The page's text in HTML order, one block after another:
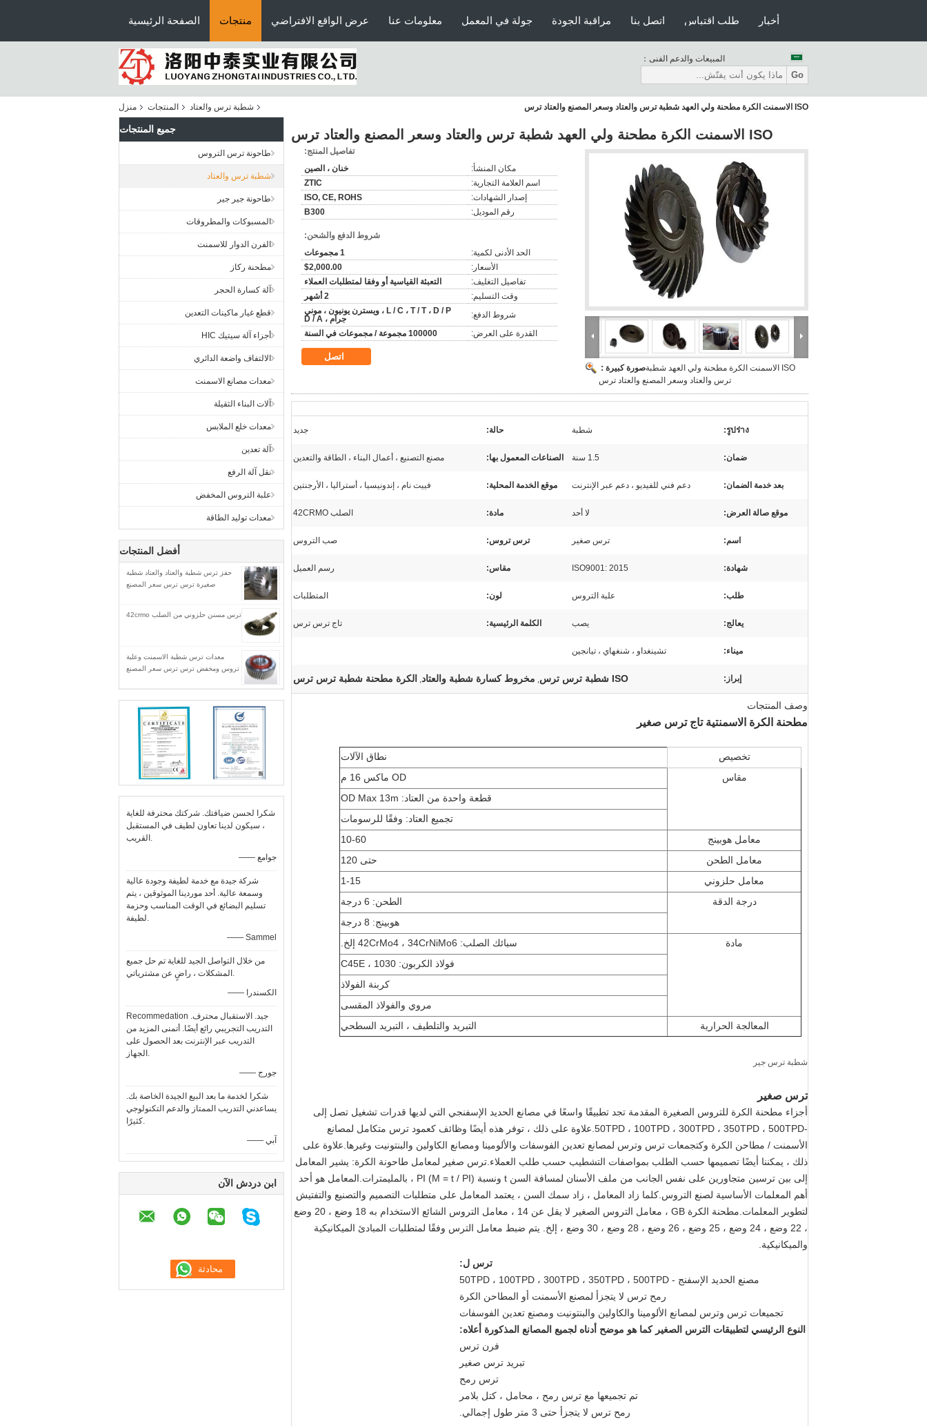
الصفحة الرئيسية منتجات عرض الواقع الافتراضي معلومات عنا جولة في المعمل مراقبة الجودة اتصل بنا طلب اقتباس أخبار
المبيعات والدعم الفنى：
Go
منزل المنتجات شطبة ترس والعتاد ISO الاسمنت الكرة مطحنة ولي العهد شطبة ترس والعتاد وسعر المصنع والعتاد ترس
جميع المنتجات
طاحونة ترس التروس
شطبة ترس والعتاد
طاحونة جير جير
المسبوكات والمطروقات
الفرن الدوار للاسمنت
مطحنة ركاز
آلة كسارة الحجر
قطع غيار ماكينات التعدين
أجزاء آلة سيتيك HIC
الالتفاف واضعة الدائري
معدات مصانع الاسمنت
آلات البناء الثقيلة
معدات خلع الملابس
آلة تعدين
نقل آلة الرفع
علبة التروس المخفض
معدات توليد الطاقة
أفضل المنتجات
حفز ترس شطبة والعتاد والعتاد شطبة
صغيرة ترس ترس سعر المصنع
ترس مسنن حلزوني من الصلب 42crmo
معدات ترس شطبة الاسمنت وعلبة
تروس ومخفض ترس ترس سعر المصنع
شكرا لحسن ضيافتك. شركتك محترفة للغاية
، سيكون لدينا تعاون لطيف في المستقبل
القريب.
—— جوامع
شركة جيدة مع خدمة لطيفة وجودة عالية
وسمعة عالية. أحد موردينا الموثوقين ، يتم
تسليم البضائع في الوقت المناسب وحزمة
لطيفة.
—— Sammel
من خلال التواصل الجيد للغاية تم حل جميع
المشكلات ، راضٍ عن مشترياتي.
—— الكسندرا
Recommedation جيد. الاستقبال محترف.
التدريب التجريبي رائع أيضًا. أتمنى المزيد من
التدريب عبر الإنترنت بعد الحصول على
الجهاز.
—— جورج
شكرا لخدمة ما بعد البيع الجيدة الخاصة بك.
يساعدني التدريب الممتاز والدعم التكنولوجي
كثيرًا.
—— آبي
ابن دردش الآن
ISO الاسمنت الكرة مطحنة ولي العهد شطبة ترس والعتاد وسعر المصنع والعتاد ترس
صورة كبيرة :ISO الاسمنت الكرة مطحنة ولي العهد شطبة
ترس والعتاد وسعر المصنع والعتاد ترس
تفاصيل المنتج:
مكان المنشأ:
خنان ، الصين
اسم العلامة التجارية:
ZTIC
إصدار الشهادات:
ISO, CE, ROHS
رقم الموديل:
B300
شروط الدفع والشحن:
الحد الأدنى لكمية:
1 مجموعات
الأسعار:
$2,000.00
تفاصيل التغليف:
التعبئة القياسية أو وفقا لمتطلبات العملاء
وقت التسليم:
2 أشهر
شروط الدفع:
L / C ، T / T ، D / P ، ويسترن يونيون ، موني
جرام ، D / A
القدرة على العرض:
100000 مجموعة / مجموعات في السنة
اتصل
รูปร่าง: شطبة حالة: جديد
ضمان: 1.5 سنة الصناعات المعمول بها: مصنع التصنيع ، أعمال البناء ، الطاقة والتعدين
بعد خدمة الضمان: دعم فني للفيديو ، دعم عبر الإنترنت موقع الخدمة المحلية: فييت نام ، إندونيسيا ، أستراليا ، الأرجنتين
موقع صالة العرض: لا أحد مادة: الصلب 42CRMO
اسم: ترس صغير ترس تروس: صب التروس
شهادة: ISO9001: 2015 مقاس: رسم العميل
طلب: علبة التروس لون: المتطلبات
يعالج: يصب الكلمة الرئيسية: تاج ترس ترس
ميناء: تشينغداو ، شنغهاي ، تيانجين
إبراز: ISO شطبة ترس ترس , مخروط كسارة شطبة والعتاد, الكرة مطحنة شطبة ترس ترس
وصف المنتجات
مطحنة الكرة الاسمنتية تاج ترس صغير
تخصيص
نطاق الآلات
مقاس
OD ماكس 16 م
قطعة واحدة من العتاد: OD Max 13m
تجميع العتاد: وفقًا للرسومات
معامل هوبينج
10-60
معامل الطحن
حتى 120
معامل حلزوني
1-15
درجة الدقة
الطحن: 6 درجة
هوبينج: 8 درجة
مادة
سبائك الصلب: 42CrMo4 ، 34CrNiMo6 إلخ.
فولاذ الكربون: C45E ، 1030
كربنة الفولاذ
مروي والفولاذ المقسى
المعالجة الحرارية
التبريد والتلطيف ، التبريد السطحي
شطبة ترس جير
ترس صغير
أجزاء مطحنة الكرة للتروس الصغيرة المقدمة تجد تطبيقًا واسعًا في مصانع الحديد الإسفنجي التي لديها قدرات تشغيل تصل إلى
-50TPD ، 100TPD ، 300TPD ، 350TPD ، 500TPD.علاوة على ذلك ، توفر هذه أيضًا وظائف كعمود ترس متكامل لمصانع
الأسمنت / مطاحن الكرة وكتجمعات ترس وترس لمصانع تعدين الفوسفات والألومينا ومصانع الكاولين والبنتونيت وغيرها.علاوة على
ذلك ، يمكننا أيضًا تصميمها حسب الطلب بمواصفات التشطيب حسب طلب العملاء.ترس صغير لمعامل طاحونة الكرة: يشير المعامل
إلى بين ترسين متجاورين على نفس الجانب من ملف الأسنان لمسافة السن t ونسبة PI (M = t / PI) ، بالمليمترات.المعامل هو أحد
أهم المعلمات الأساسية لصنع التروس.كلما زاد المعامل ، زاد سمك السن ، يعتمد المعامل على متطلبات التصميم والتصنيع والتفتيش
لتطوير المعلمات.مطحنة الكرة GB ، معامل التروس الصغير لا يقل عن 14 ، معامل التروس الشائع الاستخدام به 18 وضع ، 20 وضع
، 22 وضع ، 24 وضع ، 25 وضع ، 26 وضع ، 28 وضع ، 30 وضع ، إلخ. يتم ضبط معامل الترس وفقًا لمتطلبات المبادئ الميكانيكية
والميكانيكية.
ترس ل:
مصنع الحديد الإسفنج - 50TPD ، 100TPD ، 300TPD ، 350TPD ، 500TPD
رمح ترس لا يتجزأ لمصنع الأسمنت أو المطاحن الكرة
تجميعات ترس وترس لمصانع الألومينا والكاولين والبنتونيت ومصنع تعدين الفوسفات
النوع الرئيسي لتطبيقات الترس الصغير كما هو موضح أدناه لجميع المصانع المذكورة أعلاه:
فرن ترس
تبريد ترس صغير
ترس رمح
تم تجميعها مع ترس رمح ، محامل ، كتل بلامر
رمح ترس لا يتجزأ حتى 3 متر طول إجمالي.